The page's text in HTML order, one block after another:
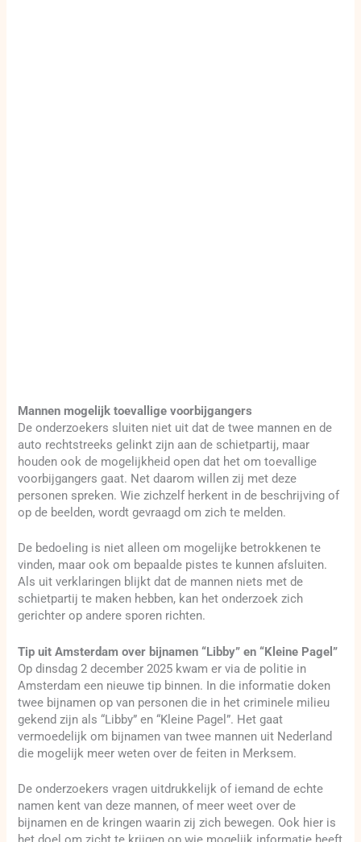
Mannen mogelijk toevallige voorbijgangers
De onderzoekers sluiten niet uit dat de twee mannen en de
auto rechtstreeks gelinkt zijn aan de schietpartij, maar
houden ook de mogelijkheid open dat het om toevallige
voorbijgangers gaat. Net daarom willen zij met deze
personen spreken. Wie zichzelf herkent in de beschrijving of
op de beelden, wordt gevraagd om zich te melden.
De bedoeling is niet alleen om mogelijke betrokkenen te
vinden, maar ook om bepaalde pistes te kunnen afsluiten.
Als uit verklaringen blijkt dat de mannen niets met de
schietpartij te maken hebben, kan het onderzoek zich
gerichter op andere sporen richten.
Tip uit Amsterdam over bijnamen “Libby” en “Kleine Pagel”
Op dinsdag 2 december 2025 kwam er via de politie in
Amsterdam een nieuwe tip binnen. In die informatie doken
twee bijnamen op van personen die in het criminele milieu
gekend zijn als “Libby” en “Kleine Pagel”. Het gaat
vermoedelijk om bijnamen van twee mannen uit Nederland
die mogelijk meer weten over de feiten in Merksem.
De onderzoekers vragen uitdrukkelijk of iemand de echte
namen kent van deze mannen, of meer weet over de
bijnamen en de kringen waarin zij zich bewegen. Ook hier is